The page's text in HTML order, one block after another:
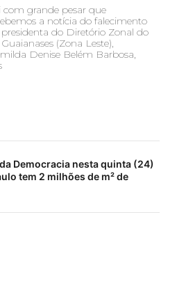
com grande pesar que
a notícia do falecimento
do Diretório Zonal do
Guaianases (Zona Leste),
Denise Belém Barbosa,
Democracia nesta quinta (24)
tem 2 milhões de m² de